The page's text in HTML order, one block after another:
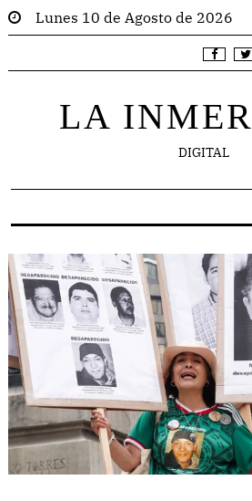
Lunes 10 de Agosto de 2026
LA
DIGITAL